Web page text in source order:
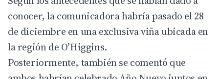
conocer, la comunicadora habría pasado el 28
de diciembre en una exclusiva viña ubicada en
la región de O’Higgins.
Posteriormente, también se comentó que